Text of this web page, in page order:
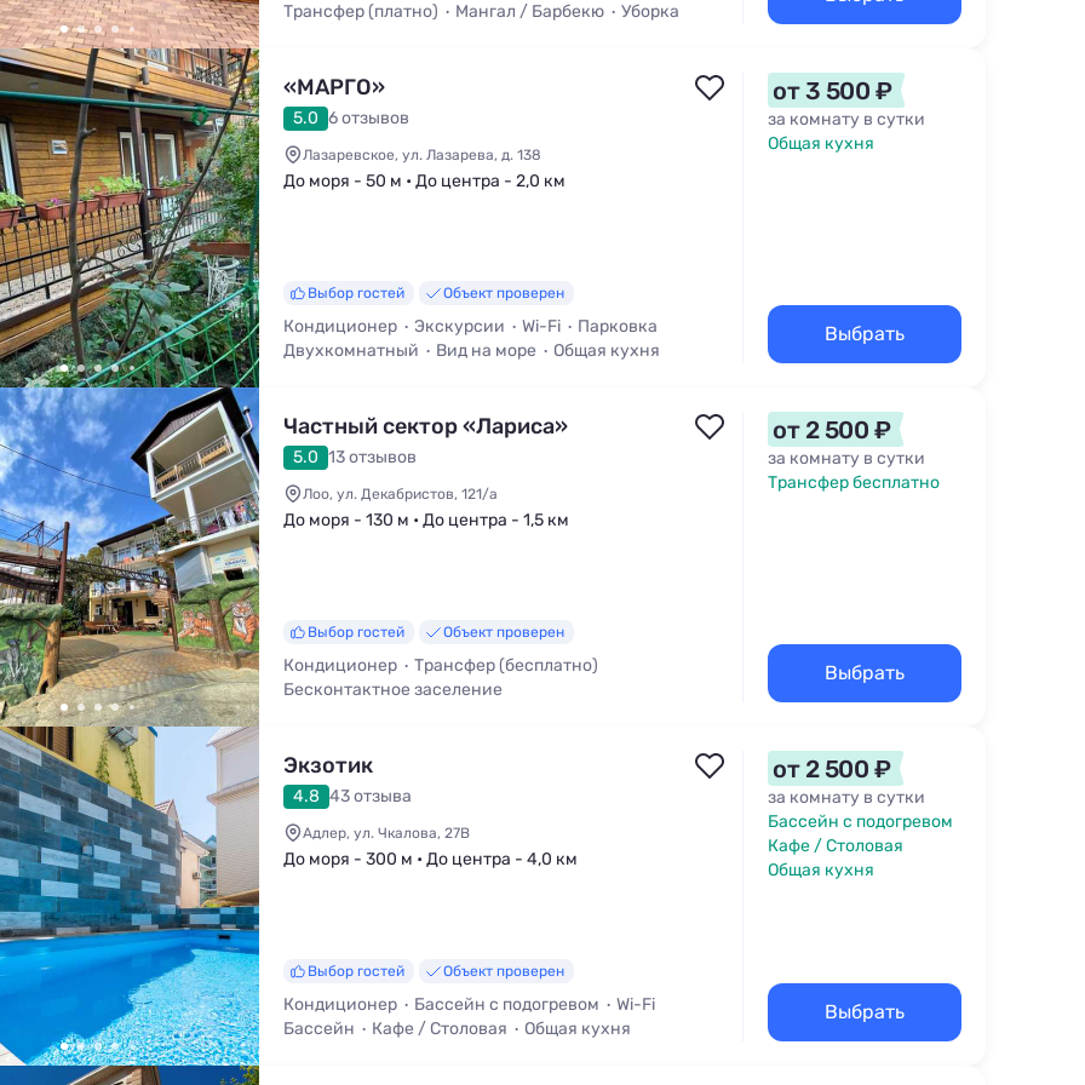
Трансфер (платно)
Мангал / Барбекю
Уборка
«МАРГО»
5.0 6 отзывов
Лазаревское, ул. Лазарева, д. 138
До моря - 50 м • До центра - 2,0 км
Выбор гостей Объект проверен
Кондиционер Экскурсии Wi-Fi
Парковка
Двухкомнатный
Вид на море Общая кухня
от 3 500 ₽
за комнату в сутки
Общая кухня
Выбрать
Частный сектор «Лариса»
5.0 13 отзывов
Лоо, ул. Декабристов, 121/а
До моря - 130 м • До центра - 1,5 км
Выбор гостей Объект проверен
Кондиционер
Трансфер (бесплатно)
Бесконтактное заселение
от 2 500 ₽
за комнату в сутки
Трансфер бесплатно
Выбрать
Экзотик
4.8 43 отзыва
Адлер, ул. Чкалова, 27В
До моря - 300 м • До центра - 4,0 км
Выбор гостей Объект проверен
Кондиционер Бассейн с подогревом
Wi-Fi
Бассейн
Кафе / Столовая
Общая кухня
от 2 500 ₽
за комнату в сутки
Бассейн с подогревом
Кафе / Столовая
Общая кухня
Выбрать